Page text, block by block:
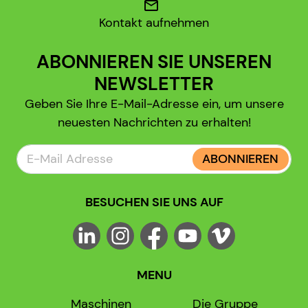
mail
Kontakt aufnehmen
ABONNIEREN SIE UNSEREN
NEWSLETTER
Geben Sie Ihre E-Mail-Adresse ein, um unsere
neuesten Nachrichten zu erhalten!
ABONNIEREN
BESUCHEN SIE UNS AUF
MENU
Maschinen
Die Gruppe